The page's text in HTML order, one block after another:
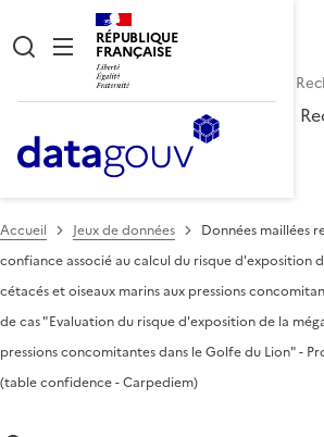
RÉPUBLIQUE
FRANÇAISE
Accueil Jeux de données
Données maillées
confiance associé au calcul du risque d'exposition
cétacés et oiseaux marins aux pressions
de cas "Evaluation du risque d'exposition de la
pressions concomitantes dans le Golfe du Lion" -
(table confidence - Carpediem)